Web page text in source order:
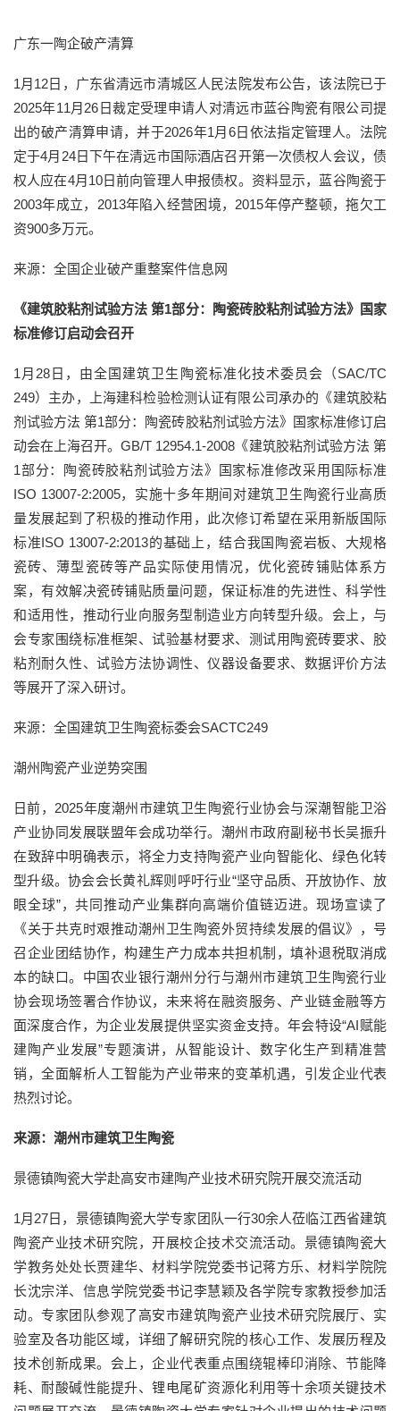
广东一陶企破产清算
1月12日，广东省清远市清城区人民法院发布公告，该法院已于
2025年11月26日裁定受理申请人对清远市蓝谷陶瓷有限公司提
出的破产清算申请，并于2026年1月6日依法指定管理人。法院
定于4月24日下午在清远市国际酒店召开第一次债权人会议，债
权人应在4月10日前向管理人申报债权。资料显示，蓝谷陶瓷于
2003年成立，2013年陷入经营困境，2015年停产整顿，拖欠工
资900多万元。
来源：全国企业破产重整案件信息网
《建筑胶粘剂试验方法 第1部分：陶瓷砖胶粘剂试验方法》国家
标准修订启动会召开
1月28日，由全国建筑卫生陶瓷标准化技术委员会（SAC/TC
249）主办，上海建科检验检测认证有限公司承办的《建筑胶粘
剂试验方法 第1部分：陶瓷砖胶粘剂试验方法》国家标准修订启
动会在上海召开。GB/T 12954.1-2008《建筑胶粘剂试验方法 第
1部分：陶瓷砖胶粘剂试验方法》国家标准修改采用国际标准
ISO 13007-2:2005，实施十多年期间对建筑卫生陶瓷行业高质
量发展起到了积极的推动作用，此次修订希望在采用新版国际
标准ISO 13007-2:2013的基础上，结合我国陶瓷岩板、大规格
瓷砖、薄型瓷砖等产品实际使用情况，优化瓷砖铺贴体系方
案，有效解决瓷砖铺贴质量问题，保证标准的先进性、科学性
和适用性，推动行业向服务型制造业方向转型升级。会上，与
会专家围绕标准框架、试验基材要求、测试用陶瓷砖要求、胶
粘剂耐久性、试验方法协调性、仪器设备要求、数据评价方法
等展开了深入研讨。
来源：全国建筑卫生陶瓷标委会SACTC249
潮州陶瓷产业逆势突围
日前，2025年度潮州市建筑卫生陶瓷行业协会与深潮智能卫浴
产业协同发展联盟年会成功举行。潮州市政府副秘书长吴振升
在致辞中明确表示，将全力支持陶瓷产业向智能化、绿色化转
型升级。协会会长黄礼辉则呼吁行业“坚守品质、开放协作、放
眼全球”，共同推动产业集群向高端价值链迈进。现场宣读了
《关于共克时艰推动潮州卫生陶瓷外贸持续发展的倡议》，号
召企业团结协作，构建生产力成本共担机制，填补退税取消成
本的缺口。中国农业银行潮州分行与潮州市建筑卫生陶瓷行业
协会现场签署合作协议，未来将在融资服务、产业链金融等方
面深度合作，为企业发展提供坚实资金支持。年会特设“AI赋能
建陶产业发展”专题演讲，从智能设计、数字化生产到精准营
销，全面解析人工智能为产业带来的变革机遇，引发企业代表
热烈讨论。
来源：潮州市建筑卫生陶瓷
景德镇陶瓷大学赴高安市建陶产业技术研究院开展交流活动
1月27日，景德镇陶瓷大学专家团队一行30余人莅临江西省建筑
陶瓷产业技术研究院，开展校企技术交流活动。景德镇陶瓷大
学教务处处长贾建华、材料学院党委书记蒋方乐、材料学院院
长沈宗洋、信息学院党委书记李慧颖及各学院专家教授参加活
动。专家团队参观了高安市建筑陶瓷产业技术研究院展厅、实
验室及各功能区域，详细了解研究院的核心工作、发展历程及
技术创新成果。会上，企业代表重点围绕辊棒印消除、节能降
耗、耐酸碱性能提升、锂电尾矿资源化利用等十余项关键技术